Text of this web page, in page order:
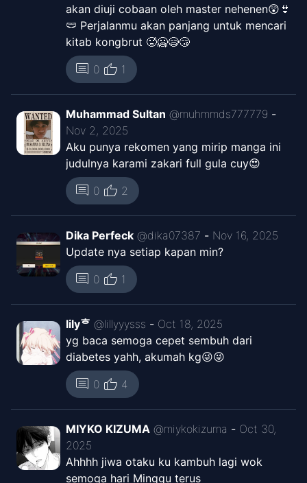
akan diuji cobaan oleh master nehenen😲👙
🩲 Perjalanmu akan panjang untuk mencari
kitab kongbrut 🥵🥶😪😴
comment 0 thumb_up 1
Muhammad Sultan @muhmmds777779 -
Nov 2, 2025
Aku punya rekomen yang mirip manga ini
judulnya karami zakari full gula cuy😍
comment 0 thumb_up 2
Dika Perfeck @dika07387 - Nov 16, 2025
Update nya setiap kapan min?
comment 0 thumb_up 1
lilyᄒ @lillyyysss - Oct 18, 2025
yg baca semoga cepet sembuh dari
diabetes yahh, akumah kg😜😜
comment 0 thumb_up 4
MIYKO KIZUMA @miykokizuma - Oct 30,
2025
Ahhhh jiwa otaku ku kambuh lagi wok
semoga hari Minggu terus